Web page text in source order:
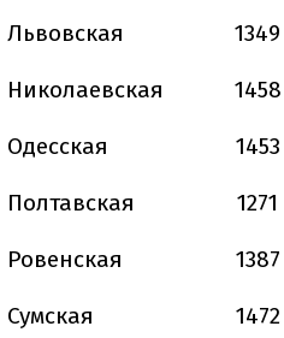
Львовская 1349
Николаевская 1458
Одесская 1453
Полтавская 1271
Ровенская 1387
Сумская 1472